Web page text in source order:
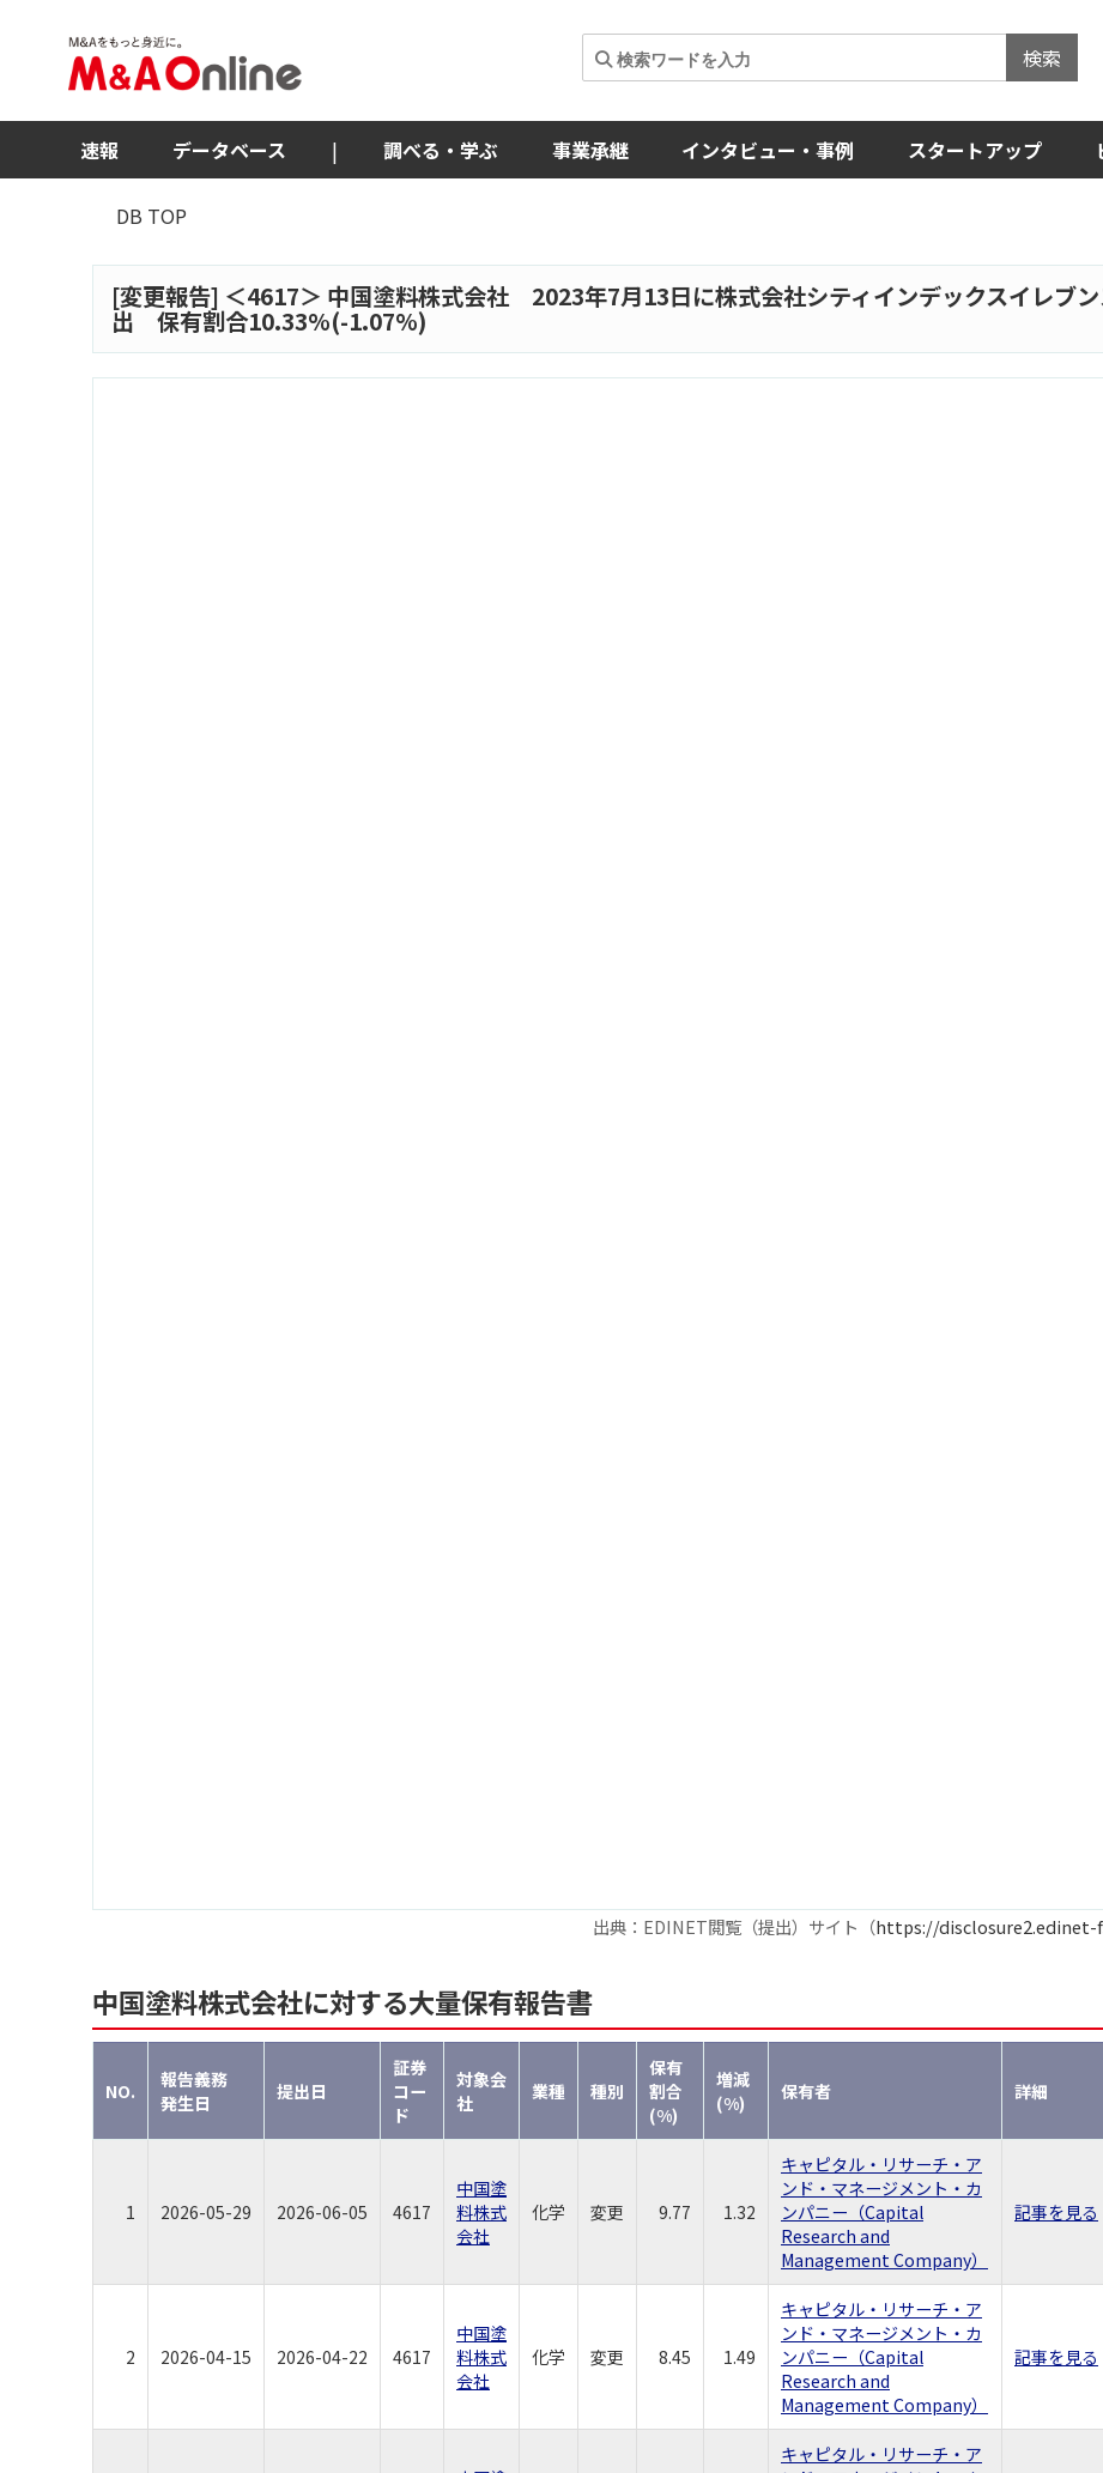
検索
速報 データベース | 調べる・学ぶ 事業承継 インタビュー・事例 スタートアップ
DB TOP
[変更報告] ＜4617＞ 中国塗料株式会社 2023年7月13日に株式会社シティインデックスイレブ
出 保有割合10.33%(-1.07%)
出典：EDINET閲覧（提出）サイト（https://disclosure2.edinet-
中国塗料株式会社に対する大量保有報告書
NO.
報告義務
発生日
提出日
証券
コー
ド
対象会
社
業種 種別
保有
割合
(%)
増減
(%)
保有者 詳細
1 2026-05-29 2026-06-05 4617
中国塗
料株式
会社
化学 変更 9.77 1.32
キャピタル・リサーチ・ア
ンド・マネージメント・カ
ンパニー（Capital
Research and
Management Company）
記事を見る
2 2026-04-15 2026-04-22 4617
中国塗
料株式
会社
化学 変更 8.45 1.49
キャピタル・リサーチ・ア
ンド・マネージメント・カ
ンパニー（Capital
Research and
Management Company）
記事を見る
キャピタル・リサーチ・ア